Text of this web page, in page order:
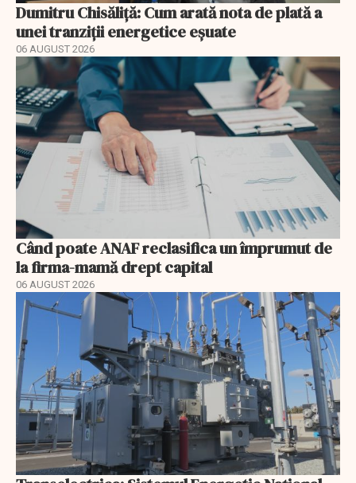
Dumitru Chisăliță: Cum arată nota de plată a
unei tranziții energetice eșuate
06 AUGUST 2026
Când poate ANAF reclasifica un împrumut de
la firma-mamă drept capital
06 AUGUST 2026